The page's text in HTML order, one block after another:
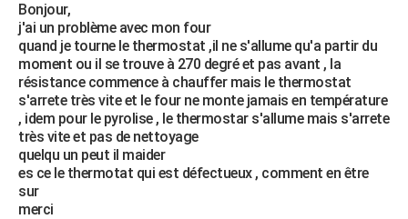
Essais
Réserver un essai
Citadines
Berlines
SUV
Forum auto
+HIGH-TECH
Mobiles
Meilleur smartphone
Internet
Ordinateurs
Jeux vidéo
Guide high-tech
+BRICOLAGE
Forum
Aménagement intérieur
Extérieur
Cuisine
Salle de bains
Jardinage
Rangement
WEEK-END
Guides de France
Escapades
Patrimoine
Expositions
Musées
Week-end nature
+LIFESTYLE
Art de vivre
Bien-être
Loisirs
ModeModes de vie
SANTE
Alimentation
Guide de la santé
Maladies
Médicaments
Sommeil
VOYAGE
Bonjour,
j'ai un problème avec mon four
quand je tourne le thermostat ,il ne s'allume qu'a partir du
moment ou il se trouve à 270 degré et pas avant , la
résistance commence à chauffer mais le thermostat
s'arrete très vite et le four ne monte jamais en température
, idem pour le pyrolise , le thermostar s'allume mais s'arrete
très vite et pas de nettoyage
quelqu un peut il maider
es ce le thermotat qui est défectueux , comment en être
sur
merci